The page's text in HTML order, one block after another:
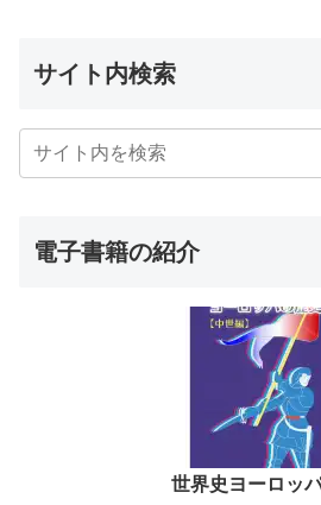
サイト内検索
電子書籍の紹介
世界史ヨーロッ